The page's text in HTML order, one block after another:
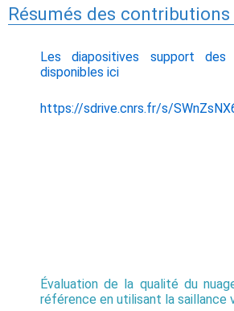
Résumés des contributions
Les diapositives support des
disponibles ici
https://sdrive.cnrs.fr/s/
Évaluation de la qualité du
référence en utilisant la saillance